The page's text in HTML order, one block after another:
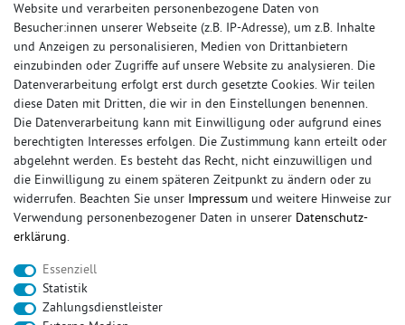
© Copyright 2026 Sportauspuff-Store.de - Alle Rechte vorbehalten.
Preisangaben inkl. gesetzlicher MwSt. und zzgl. Versandkosten
Das Internetportal für Sportendschalldämpfer, Komplettanlagen,
Rennsportanlagen, Sportendrohre, Universalteile, Fächerkrümmer,
Vorschalldämpfer, Sportkat, Ersatzrohr und Auspuffzubehör.
FOX, REMUS, FSW, FRIEDRICH MOTORSPORT, EISENMANN, ULTER
SPORT, NOVUS
Website und verarbeiten personenbezogene Daten von
Besucher:innen unserer Webseite (z.B. IP-Adresse), um z.B. Inhalte
und Anzeigen zu personalisieren, Medien von Drittanbietern
einzubinden oder Zugriffe auf unsere Website zu analysieren. Die
Datenverarbeitung erfolgt erst durch gesetzte Cookies. Wir teilen
diese Daten mit Dritten, die wir in den Einstellungen benennen.
Die Datenverarbeitung kann mit Einwilligung oder aufgrund eines
berechtigten Interesses erfolgen. Die Zustimmung kann erteilt oder
abgelehnt werden. Es besteht das Recht, nicht einzuwilligen und
die Einwilligung zu einem späteren Zeitpunkt zu ändern oder zu
widerrufen. Beachten Sie unser Impressum und weitere Hinweise zur
Verwendung personenbezogener Daten in unserer Daten­schutz­
erklärung.
Essenziell
Statistik
Zahlungsdienstleister